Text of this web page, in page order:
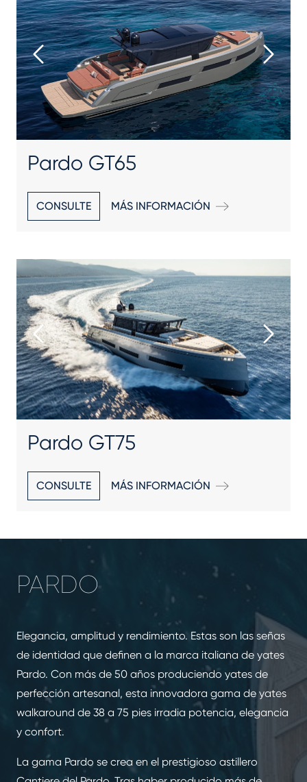
Pardo GT65
CONSULTE MÁS INFORMACIÓN
Pardo GT75
CONSULTE MÁS INFORMACIÓN
PARDO
Elegancia, amplitud y rendimiento. Estas son las señas
de identidad que definen a la marca italiana de yates
Pardo. Con más de 50 años produciendo yates de
perfección artesanal, esta innovadora gama de yates
walkaround de 38 a 75 pies irradia potencia, elegancia
y confort.
La gama Pardo se crea en el prestigioso astillero